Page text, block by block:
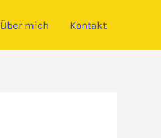
Über mich Kontakt